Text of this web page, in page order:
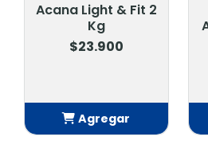
Light & Fit 2
Agregar
Atlantic